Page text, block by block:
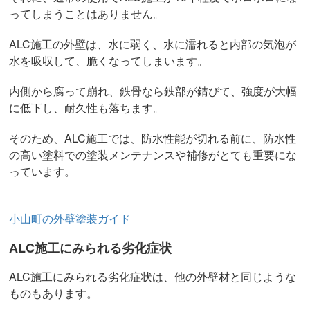
ってしまうことはありません。
ALC施工の外壁は、水に弱く、水に濡れると内部の気泡が
水を吸収して、脆くなってしまいます。
内側から腐って崩れ、鉄骨なら鉄部が錆びて、強度が大幅
に低下し、耐久性も落ちます。
そのため、ALC施工では、防水性能が切れる前に、防水性
の高い塗料での塗装メンテナンスや補修がとても重要にな
っています。
小山町の外壁塗装ガイド
ALC施工にみられる劣化症状
ALC施工にみられる劣化症状は、他の外壁材と同じような
ものもあります。